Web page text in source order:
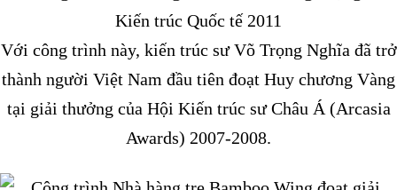
Với công trình này, kiến trúc sư Võ Trọng Nghĩa đã trở
thành người Việt Nam đầu tiên đoạt Huy chương Vàng
tại giải thưởng của Hội Kiến trúc sư Châu Á (Arcasia
Awards) 2007-2008.